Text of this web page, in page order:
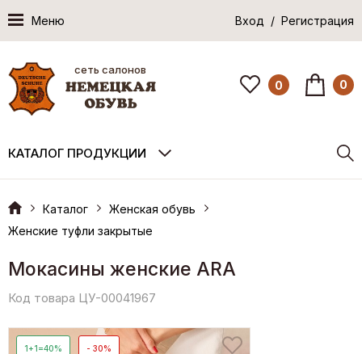
Меню Вход / Регистрация
сеть салонов
0 0
КАТАЛОГ ПРОДУКЦИИ
Каталог
Женская обувь
Женские туфли закрытые
Мокасины женские ARA
Код товара ЦУ-00041967
1+1=40% - 30%